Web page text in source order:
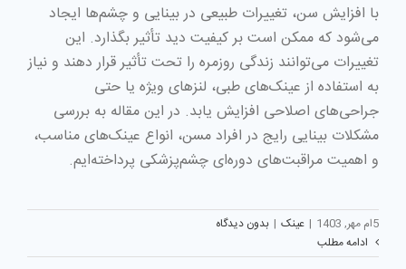
با افزایش سن، تغییرات طبیعی در بینایی و چشم‌ها ایجاد
می‌شود که ممکن است بر کیفیت دید تأثیر بگذارد. این
تغییرات می‌توانند زندگی روزمره را تحت تأثیر قرار دهند و نیاز
به استفاده از عینک‌های طبی، لنزهای ویژه یا حتی
جراحی‌های اصلاحی افزایش یابد. در این مقاله به بررسی
مشکلات بینایی رایج در افراد مسن، انواع عینک‌های مناسب،
و اهمیت مراقبت‌های دوره‌ای چشم‌پزشکی پرداخته‌ایم.
5ام مهر, 1403 | عینک | بدون دیدگاه
ادامه مطلب